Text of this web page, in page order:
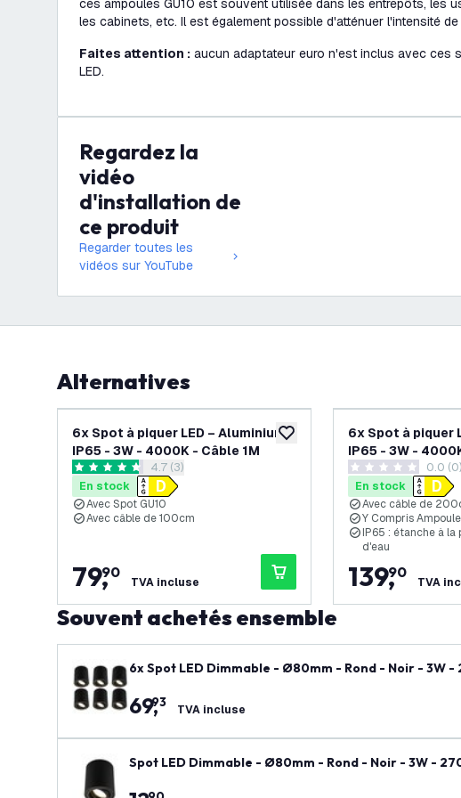
ces ampoules GU10 est souvent utilisée dans les entrepôts, les
les cabinets, etc. Il est également possible d'atténuer l'intensité de
Faites attention : aucun adaptateur euro n'est inclus avec ces
LED.
Regardez la
vidéo
d'installation de
ce produit
Regarder toutes les
vidéos sur YouTube
Alternatives
ajouter à la liste de souhaits
6x Spot à piquer LED – Aluminium –
IP65 - 3W - 4000K - Câble 1M
ouvrir le tiroir des avis
4.7 étoiles de notation
4.7 (3)
En stock
Avec Spot GU10
Avec câble de 100cm
79,
90
TVA incluse
6x Spot à piquer
IP65 - 3W -
Noir
0 étoiles de notation
0.0 (0)
En stock
Avec câble de
Y Compris Ampoule
IP65 : étanche à
d'eau
139,
90
TVA
Souvent achetés ensemble
6x Spot LED Dimmable - Ø80mm - Rond - Noir - 3W
69,
93 TVA incluse
Spot LED Dimmable - Ø80mm - Rond - Noir - 3W -